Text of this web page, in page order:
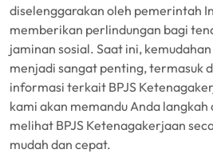
diselenggarakan oleh pemerintah
memberikan perlindungan bagi
jaminan sosial. Saat ini,
menjadi sangat penting, termasuk
informasi terkait BPJS
kami akan memandu Anda
melihat BPJS Ketenagakerjaan
mudah dan cepat.